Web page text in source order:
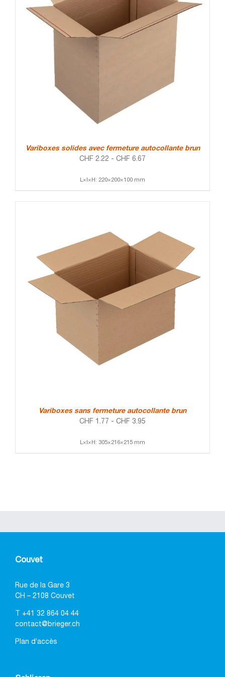
Variboxes solides avec fermeture autocollante brun
CHF 2.22 - CHF 6.67
L×l×H: 220×200×100 mm
Variboxes sans fermeture autocollante brun
CHF 1.77 - CHF 3.95
L×l×H: 305×216×215 mm
Couvet
Rue de la Gare 3
CH – 2108 Couvet
+41 32 864 04 44
contact@brieger.ch
Plan d’accès